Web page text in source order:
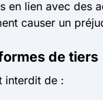
en lien avec des
causer un
de tiers
interdit de :